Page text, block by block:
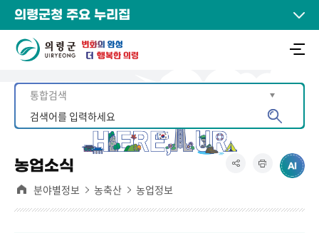
의령군청 주요 누리집
농업소식
분야별정보 농축산 농업정보